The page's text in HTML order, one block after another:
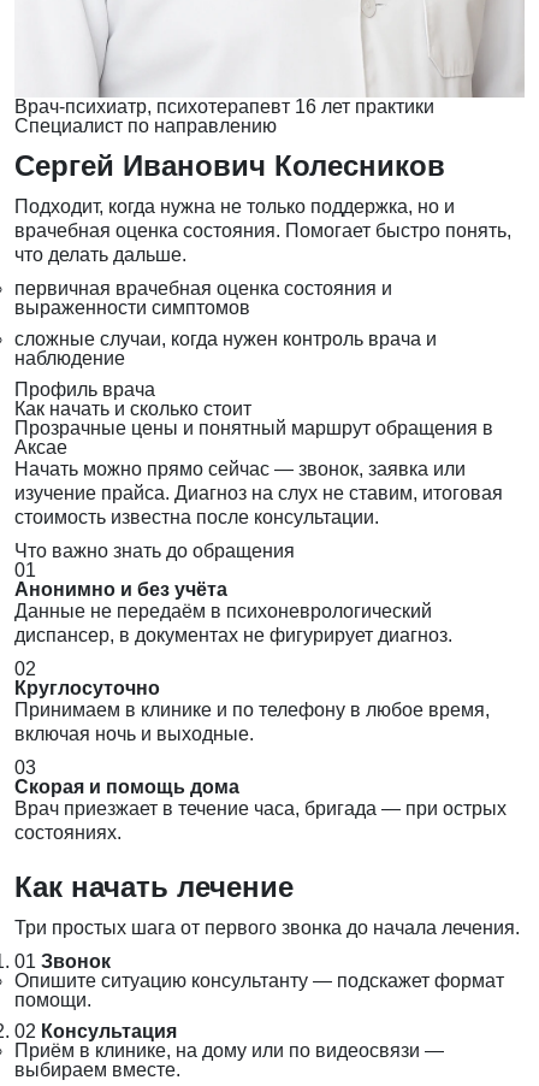
Врач-психиатр, психотерапевт 16 лет практики
Специалист по направлению
Сергей Иванович Колесников
Подходит, когда нужна не только поддержка, но и
врачебная оценка состояния. Помогает быстро понять,
что делать дальше.
первичная врачебная оценка состояния и
выраженности симптомов
сложные случаи, когда нужен контроль врача и
наблюдение
Профиль врача
Как начать и сколько стоит
Прозрачные цены и понятный маршрут обращения в
Аксае
Начать можно прямо сейчас — звонок, заявка или
изучение прайса. Диагноз на слух не ставим, итоговая
стоимость известна после консультации.
Что важно знать до обращения
01
Анонимно и без учёта
Данные не передаём в психоневрологический
диспансер, в документах не фигурирует диагноз.
02
Круглосуточно
Принимаем в клинике и по телефону в любое время,
включая ночь и выходные.
03
Скорая и помощь дома
Врач приезжает в течение часа, бригада — при острых
состояниях.
Как начать лечение
Три простых шага от первого звонка до начала лечения.
01 Звонок
Опишите ситуацию консультанту — подскажет формат
помощи.
02 Консультация
Приём в клинике, на дому или по видеосвязи —
выбираем вместе.